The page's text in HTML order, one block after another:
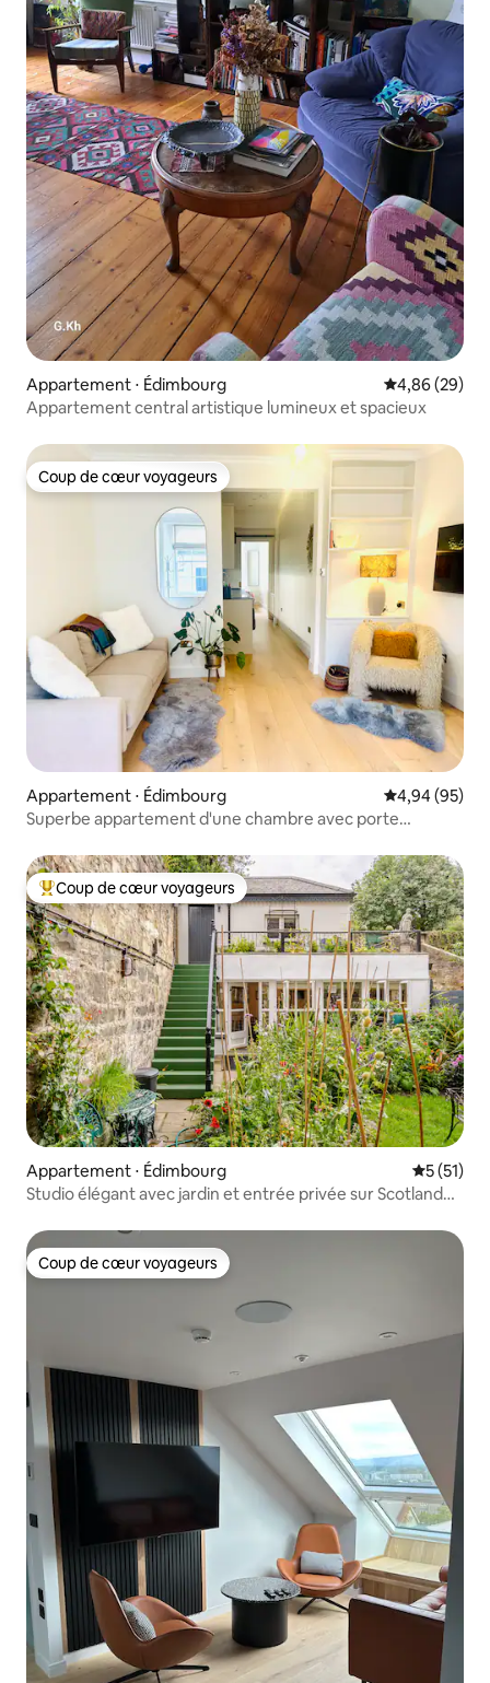
Appartement ⋅ Édimbourg Évaluation
4,86 (29)
Appartement central artistique lumineux et spacieux
Coup de cœur voyageurs
Coup de cœur voyageurs
Appartement ⋅ Édimbourg Évaluation
4,94 (95)
Superbe appartement d'une chambre avec porte
Coups de cœur voyageurs les plus appréciés
Coup de cœur voyageurs
Appartement ⋅ Édimbourg
5 (51)
Studio élégant avec jardin et entrée privée sur Scotland
Coup de cœur voyageurs
Coup de cœur voyageurs